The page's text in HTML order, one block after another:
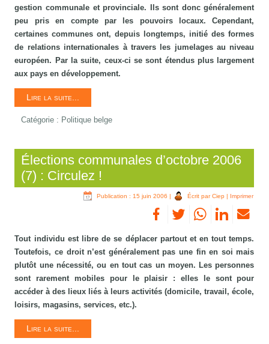
gestion communale et provinciale. Ils sont donc généralement
peu pris en compte par les pouvoirs locaux. Cependant,
certaines communes ont, depuis longtemps, initié des formes
de relations internationales à travers les jumelages au niveau
européen. Par la suite, ceux-ci se sont étendus plus largement
aux pays en développement.
Lire la suite...
Catégorie : Politique belge
Élections communales d’octobre 2006
(7) : Circulez !
Publication : 15 juin 2006 | Écrit par Ciep | Imprimer
Tout individu est libre de se déplacer partout et en tout temps.
Toutefois, ce droit n’est généralement pas une fin en soi mais
plutôt une nécessité, ou en tout cas un moyen. Les personnes
sont rarement mobiles pour le plaisir : elles le sont pour
accéder à des lieux liés à leurs activités (domicile, travail, école,
loisirs, magasins, services, etc.).
Lire la suite...